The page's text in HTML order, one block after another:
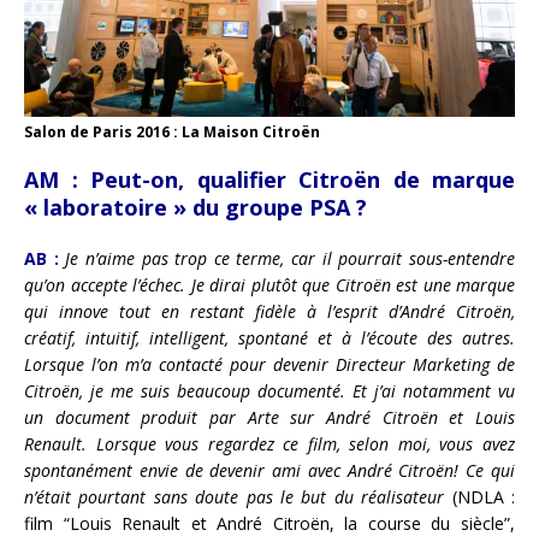
Salon de Paris 2016 : La Maison Citroën
AM : Peut-on, qualifier Citroën de marque
« laboratoire » du groupe PSA ?
AB : Je n’aime pas trop ce terme, car il pourrait sous-entendre
qu’on accepte l’échec. Je dirai plutôt que Citroën est une marque
qui innove tout en restant fidèle à l’esprit d’André Citroën,
créatif, intuitif, intelligent, spontané et à l’écoute des autres.
Lorsque l’on m’a contacté pour devenir Directeur Marketing de
Citroën, je me suis beaucoup documenté. Et j’ai notamment vu
un document produit par Arte sur André Citroën et Louis
Renault. Lorsque vous regardez ce film, selon moi, vous avez
spontanément envie de devenir ami avec André Citroën! Ce qui
n’était pourtant sans doute pas le but du réalisateur (NDLA :
film “Louis Renault et André Citroën, la course du siècle”,